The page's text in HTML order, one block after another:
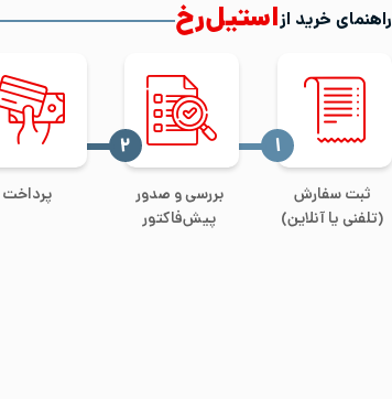
راهنمای خرید ازاستیل‌رخ
ثبت سفارش
(تلفنی یا آنلاین)
‍۱
بررسی و صدور
پیش‌فاکتور
‍۲
پرداخت